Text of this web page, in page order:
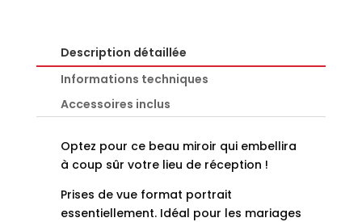
Description détaillée
Informations techniques
Accessoires inclus
Optez pour ce beau miroir qui embellira
à coup sûr votre lieu de réception !
Prises de vue format portrait
essentiellement. Idéal pour les mariages